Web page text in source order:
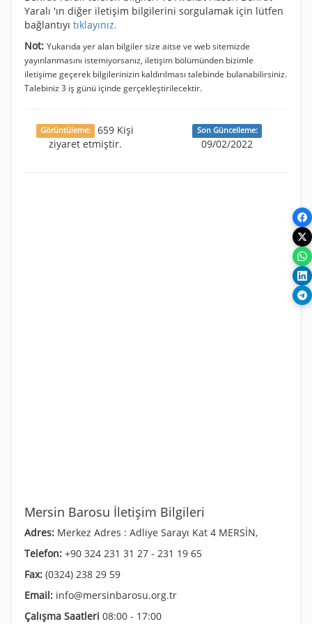
Yaralı 'ın diğer iletişim bilgilerini sorgulamak için lütfen
bağlantıyı tıklayınız.
Not: Yukarıda yer alan bilgiler size aitse ve web sitemizde
yayınlanmasını istemiyorsanız, iletişim bölümünden bizimle
iletişime geçerek bilgilerinizin kaldırılması talebinde bulanabilirsiniz.
Talebiniz 3 iş günü içinde gerçekleştirilecektir.
Görüntüleme:
659 Kişi
ziyaret etmiştir.
Son Güncelleme:
09/02/2022
Mersin Barosu İletişim Bilgileri
Adres: Merkez Adres : Adliye Sarayı Kat 4 MERSİN,
Telefon: +90 324 231 31 27 - 231 19 65
Fax: (0324) 238 29 59
Email: info@mersinbarosu.org.tr
Çalışma Saatleri 08:00 - 17:00